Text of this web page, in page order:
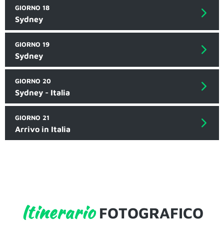
GIORNO 18
Sydney
GIORNO 19
Sydney
GIORNO 20
Sydney - Italia
GIORNO 21
Arrivo in Italia
ItinerarioFOTOGRAFICO